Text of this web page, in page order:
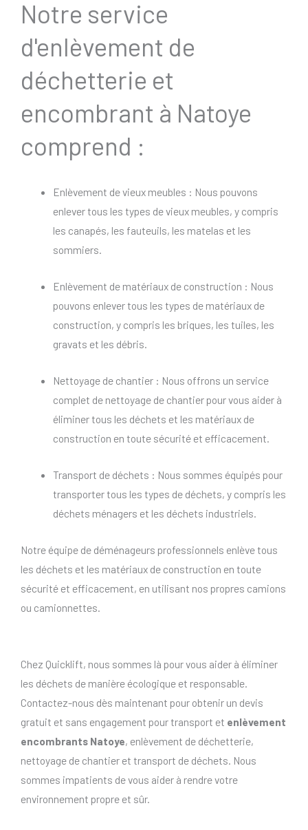
Notre service
d'enlèvement de
déchetterie et
encombrant à Natoye
comprend :
Enlèvement de vieux meubles : Nous pouvons
enlever tous les types de vieux meubles, y compris
les canapés, les fauteuils, les matelas et les
sommiers.
Enlèvement de matériaux de construction : Nous
pouvons enlever tous les types de matériaux de
construction, y compris les briques, les tuiles, les
gravats et les débris.
Nettoyage de chantier : Nous offrons un service
complet de nettoyage de chantier pour vous aider à
éliminer tous les déchets et les matériaux de
construction en toute sécurité et efficacement.
Transport de déchets : Nous sommes équipés pour
transporter tous les types de déchets, y compris les
déchets ménagers et les déchets industriels.
Notre équipe de déménageurs professionnels enlève tous
les déchets et les matériaux de construction en toute
sécurité et efficacement, en utilisant nos propres camions
ou camionnettes.
Chez Quicklift, nous sommes là pour vous aider à éliminer
les déchets de manière écologique et responsable.
Contactez-nous dès maintenant pour obtenir un devis
gratuit et sans engagement pour transport et enlèvement
encombrants Natoye, enlèvement de déchetterie,
nettoyage de chantier et transport de déchets. Nous
sommes impatients de vous aider à rendre votre
environnement propre et sûr.